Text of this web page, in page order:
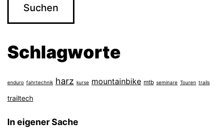
Schlagworte
enduro fahrtechnik harz kurse mountainbike mtb seminare Touren trails
trailtech
In eigener Sache